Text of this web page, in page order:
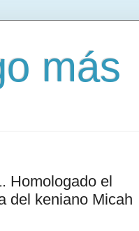
más
Homologado el
del keniano Micah